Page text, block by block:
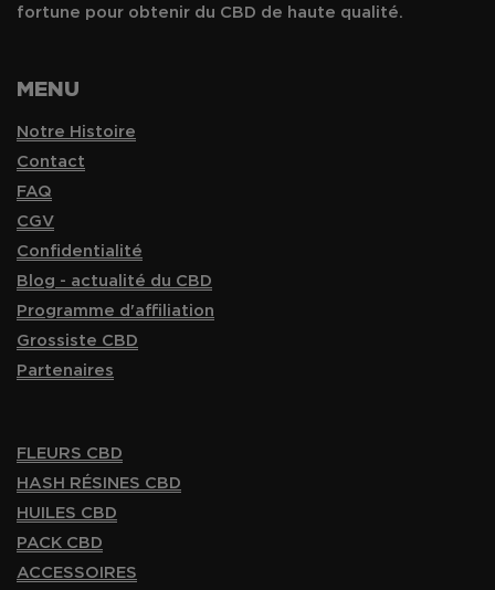
fortune pour obtenir du CBD de haute qualité.
MENU
Notre Histoire
Contact
FAQ
CGV
Confidentialité
Blog - actualité du CBD
Programme d'affiliation
Grossiste CBD
Partenaires
FLEURS CBD
HASH RÉSINES CBD
HUILES CBD
PACK CBD
ACCESSOIRES